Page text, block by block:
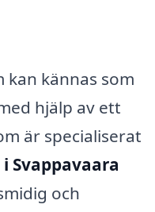
kännas som
hjälp av ett
är specialiserat
Svappavaara
och